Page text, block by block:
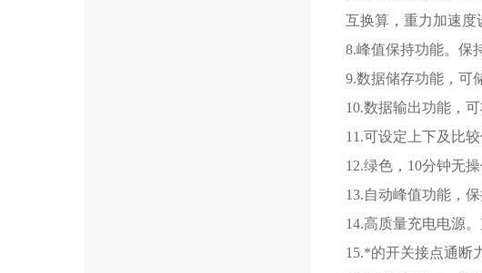
互换算，重力加速
8.峰值保持功能。保
9.数据储存功能，可
10.数据输出功能，
11.可设定上下及比较
12.绿色，10分钟无操
13.自动峰值功能，
14.高质量充电电源
15.*的开关接点通断